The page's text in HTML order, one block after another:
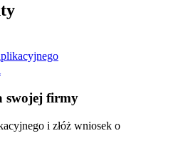
swojej firmy
i złóż wniosek o